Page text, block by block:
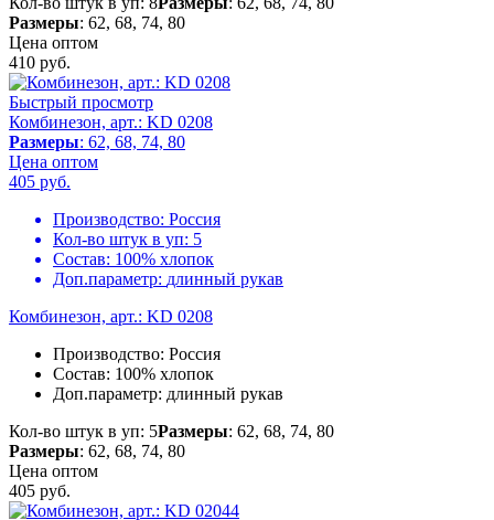
Размеры: 62, 68, 74, 80
Цена оптом
410 руб.
Быстрый просмотр
Комбинезон, арт.: KD 0208
Размеры: 62, 68, 74, 80
Цена оптом
405 руб.
Производство: Россия
Кол-во штук в уп: 5
Состав: 100% хлопок
Доп.параметр: длинный рукав
Комбинезон, арт.: KD 0208
Производство: Россия
Состав: 100% хлопок
Доп.параметр: длинный рукав
Кол-во штук в уп: 5Размеры: 62, 68, 74, 80
Размеры: 62, 68, 74, 80
Цена оптом
405 руб.